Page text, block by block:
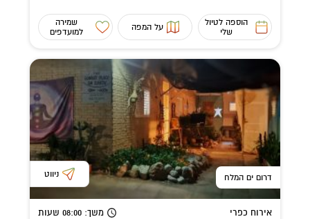
הוספה לטיול
שלי
על המפה
שמירה
למועדפים
דרום ים המלח ניווט
אירוח כפרי משך: 08:00 שעות